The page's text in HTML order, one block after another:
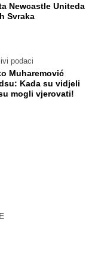
Newcastle Uniteda
Svraka
podaci
Muharemović
Kada su vidjeli
mogli vjerovati!